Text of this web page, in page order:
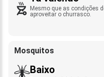
Mesmo que as condições
aproveitar o churrasco.
Mosquitos
Baixo